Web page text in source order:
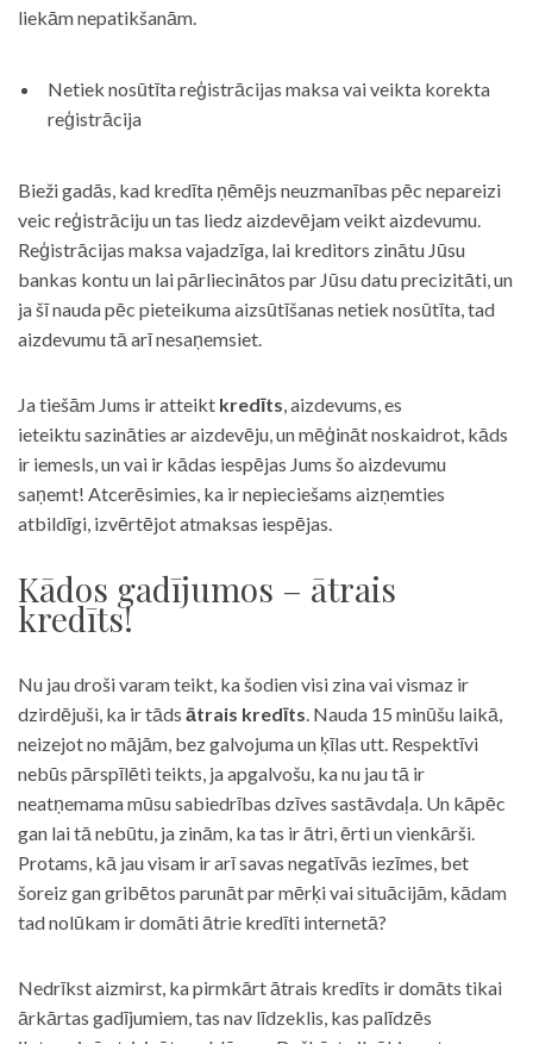
liekām nepatikšanām.
Netiek nosūtīta reģistrācijas maksa vai veikta korekta
reģistrācija
Bieži gadās, kad kredīta ņēmējs neuzmanības pēc nepareizi
veic reģistrāciju un tas liedz aizdevējam veikt aizdevumu.
Reģistrācijas maksa vajadzīga, lai kreditors zinātu Jūsu
bankas kontu un lai pārliecinātos par Jūsu datu precizitāti, un
ja šī nauda pēc pieteikuma aizsūtīšanas netiek nosūtīta, tad
aizdevumu tā arī nesaņemsiet.
Ja tiešām Jums ir atteikt kredīts, aizdevums, es
ieteiktu sazināties ar aizdevēju, un mēģināt noskaidrot, kāds
ir iemesls, un vai ir kādas iespējas Jums šo aizdevumu
saņemt! Atcerēsimies, ka ir nepieciešams aizņemties
atbildīgi, izvērtējot atmaksas iespējas.
Kādos gadījumos – ātrais
kredīts!
Nu jau droši varam teikt, ka šodien visi zina vai vismaz ir
dzirdējuši, ka ir tāds ātrais kredīts. Nauda 15 minūšu laikā,
neizejot no mājām, bez galvojuma un ķīlas utt. Respektīvi
nebūs pārspīlēti teikts, ja apgalvošu, ka nu jau tā ir
neatņemama mūsu sabiedrības dzīves sastāvdaļa. Un kāpēc
gan lai tā nebūtu, ja zinām, ka tas ir ātri, ērti un vienkārši.
Protams, kā jau visam ir arī savas negatīvās iezīmes, bet
šoreiz gan gribētos parunāt par mērķi vai situācijām, kādam
tad nolūkam ir domāti ātrie kredīti internetā?
Nedrīkst aizmirst, ka pirmkārt ātrais kredīts ir domāts tikai
ārkārtas gadījumiem, tas nav līdzeklis, kas palīdzēs